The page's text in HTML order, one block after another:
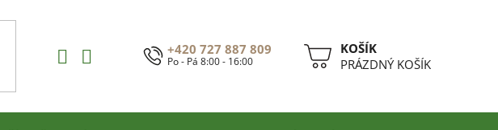
+420 727 887 809
Po - Pá 8:00 - 16:00
NÁKUPNÍPRÁZDNÝ KOŠÍK